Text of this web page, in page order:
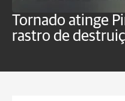
Tornado atinge
rastro de